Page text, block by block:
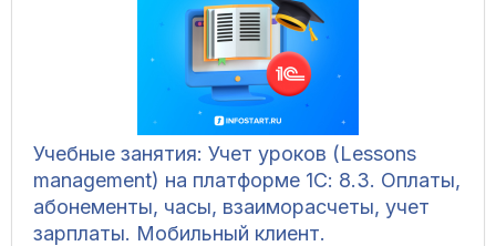
Учебные занятия: Учет уроков (Lessons
management) на платформе 1С: 8.3. Оплаты,
абонементы, часы, взаиморасчеты, учет
зарплаты. Мобильный клиент.